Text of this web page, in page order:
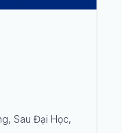
Sau Đại Học,